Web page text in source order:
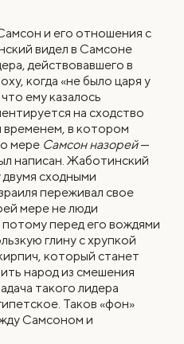
и его отношения с
видел в Самсоне
действовавшего в
когда «не было царя у
ему казалось
на сходство
в котором
мере Самсон назорей—
написан. Жаботинский
сходными
переживал свое
мере не люди
потому перед его вождями
глину с хрупкой
который станет
народ из смешения
такого лидера
Таков «фон»
Самсоном и